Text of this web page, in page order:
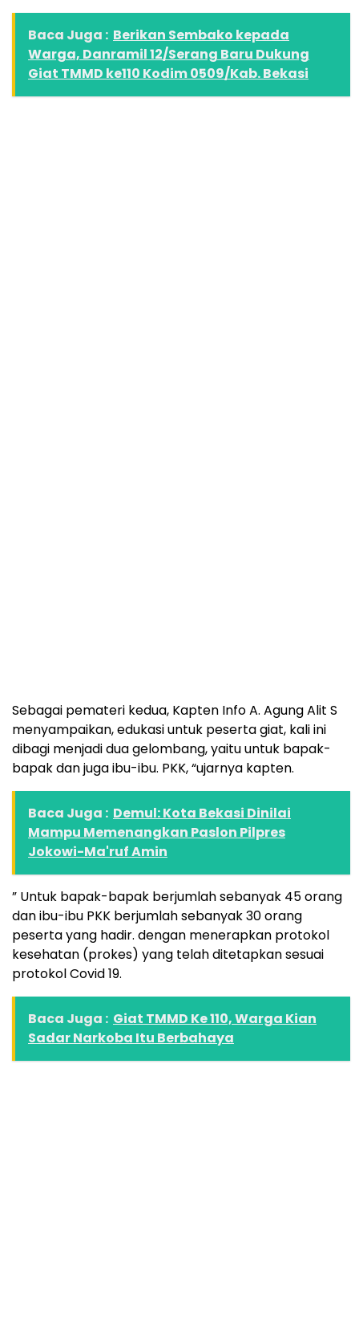
Baca Juga : Berikan Sembako kepada
Warga, Danramil 12/Serang Baru Dukung
Giat TMMD ke110 Kodim 0509/Kab. Bekasi
Sebagai pemateri kedua, Kapten Info A. Agung Alit S
menyampaikan, edukasi untuk peserta giat, kali ini
dibagi menjadi dua gelombang, yaitu untuk bapak-
bapak dan juga ibu-ibu. PKK, “ujarnya kapten.
Baca Juga : Demul: Kota Bekasi Dinilai
Mampu Memenangkan Paslon Pilpres
Jokowi-Ma'ruf Amin
” Untuk bapak-bapak berjumlah sebanyak 45 orang
dan ibu-ibu PKK berjumlah sebanyak 30 orang
peserta yang hadir. dengan menerapkan protokol
kesehatan (prokes) yang telah ditetapkan sesuai
protokol Covid 19.
Baca Juga : Giat TMMD Ke 110, Warga Kian
Sadar Narkoba Itu Berbahaya